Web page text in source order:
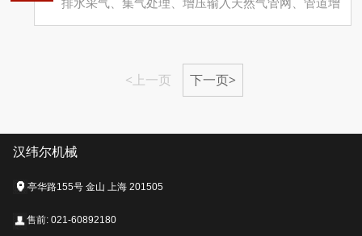
压输送和地下储气库等领域。
<上一页 下一页>
汉纬尔机械
亭华路155号 金山 上海 201505
售前: 021-60892180